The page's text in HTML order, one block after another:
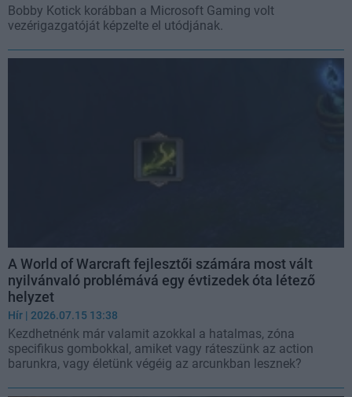
Bobby Kotick korábban a Microsoft Gaming volt
vezérigazgatóját képzelte el utódjának.
A World of Warcraft fejlesztői számára most vált
nyilvánvaló problémává egy évtizedek óta létező
helyzet
Hír | 2026.07.15 13:38
Kezdhetnénk már valamit azokkal a hatalmas, zóna
specifikus gombokkal, amiket vagy ráteszünk az action
barunkra, vagy életünk végéig az arcunkban lesznek?